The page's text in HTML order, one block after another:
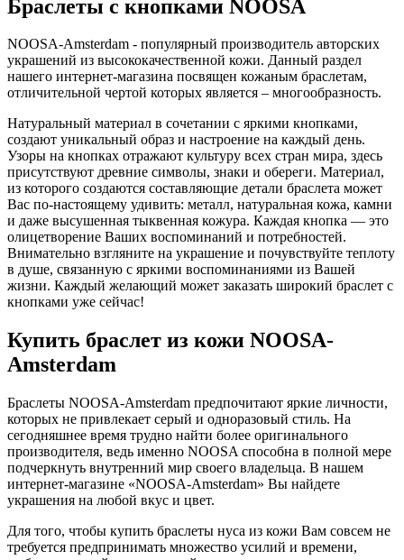
Браслеты с кнопками NOOSA
NOOSA-Amsterdam - популярный производитель авторских
украшений из высококачественной кожи. Данный раздел
нашего интернет-магазина посвящен кожаным браслетам,
отличительной чертой которых является – многообразность.
Натуральный материал в сочетании с яркими кнопками,
создают уникальный образ и настроение на каждый день.
Узоры на кнопках отражают культуру всех стран мира, здесь
присутствуют древние символы, знаки и обереги. Материал,
из которого создаются составляющие детали браслета может
Вас по-настоящему удивить: металл, натуральная кожа, камни
и даже высушенная тыквенная кожура. Каждая кнопка — это
олицетворение Ваших воспоминаний и потребностей.
Внимательно взгляните на украшение и почувствуйте теплоту
в душе, связанную с яркими воспоминаниями из Вашей
жизни. Каждый желающий может заказать широкий браслет с
кнопками уже сейчас!
Купить браслет из кожи NOOSA-
Amsterdam
Браслеты NOOSA-Amsterdam предпочитают яркие личности,
которых не привлекает серый и одноразовый стиль. На
сегодняшнее время трудно найти более оригинального
производителя, ведь именно NOOSA способна в полной мере
подчеркнуть внутренний мир своего владельца. В нашем
интернет-магазине «NOOSA-Amsterdam» Вы найдете
украшения на любой вкус и цвет.
Для того, чтобы купить браслеты нуса из кожи Вам совсем не
требуется предпринимать множество усилий и времени,